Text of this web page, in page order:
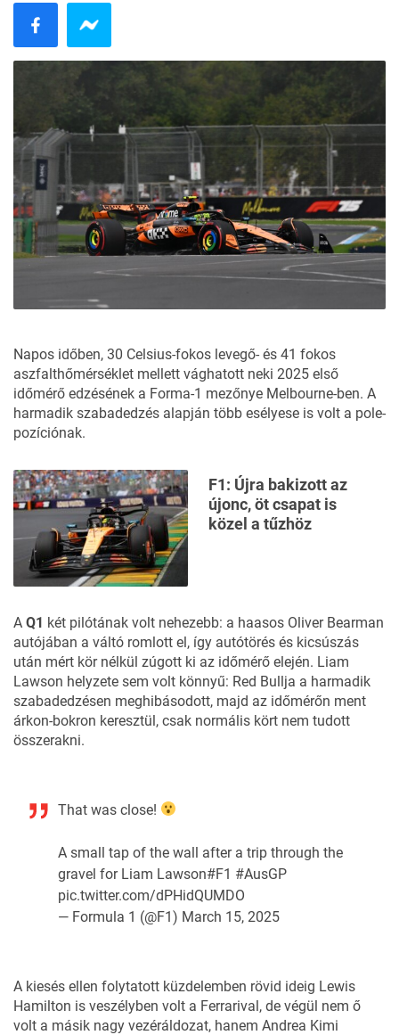
Napos időben, 30 Celsius-fokos levegő- és 41 fokos
aszfalthőmérséklet mellett vághatott neki 2025 első
időmérő edzésének a Forma-1 mezőnye Melbourne-ben. A
harmadik szabadedzés alapján több esélyese is volt a pole-
pozíciónak.
F1: Újra bakizott az
újonc, öt csapat is
közel a tűzhöz
A Q1 két pilótának volt nehezebb: a haasos Oliver Bearman
autójában a váltó romlott el, így autótörés és kicsúszás
után mért kör nélkül zúgott ki az időmérő elején. Liam
Lawson helyzete sem volt könnyű: Red Bullja a harmadik
szabadedzésen meghibásodott, majd az időmérőn ment
árkon-bokron keresztül, csak normális kört nem tudott
összerakni.
That was close!
A small tap of the wall after a trip through the
gravel for Liam Lawson#F1 #AusGP
pic.twitter.com/dPHidQUMDO
— Formula 1 (@F1) March 15, 2025
A kiesés ellen folytatott küzdelemben rövid ideig Lewis
Hamilton is veszélyben volt a Ferrarival, de végül nem ő
volt a másik nagy vezéráldozat, hanem Andrea Kimi